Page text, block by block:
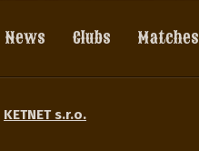
News Clubs Matches
KETNET s.r.o.